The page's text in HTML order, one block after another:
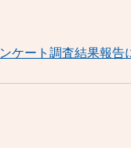
ケート調査結果報告